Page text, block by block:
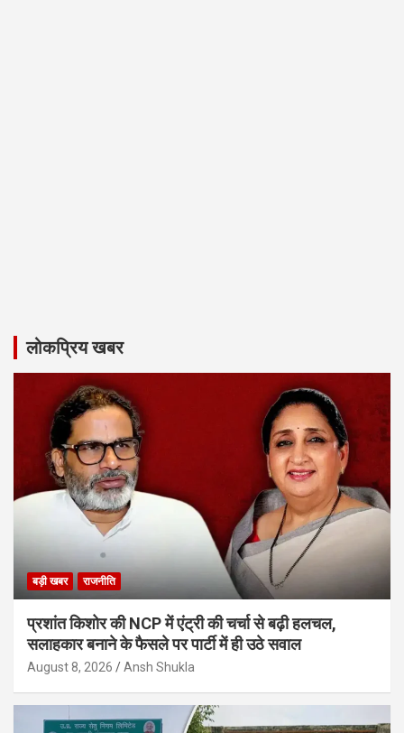
लोकप्रिय खबर
बड़ी खबर राजनीति
प्रशांत किशोर की NCP में एंट्री की चर्चा से बढ़ी हलचल,
सलाहकार बनाने के फैसले पर पार्टी में ही उठे सवाल
August 8, 2026 Ansh Shukla